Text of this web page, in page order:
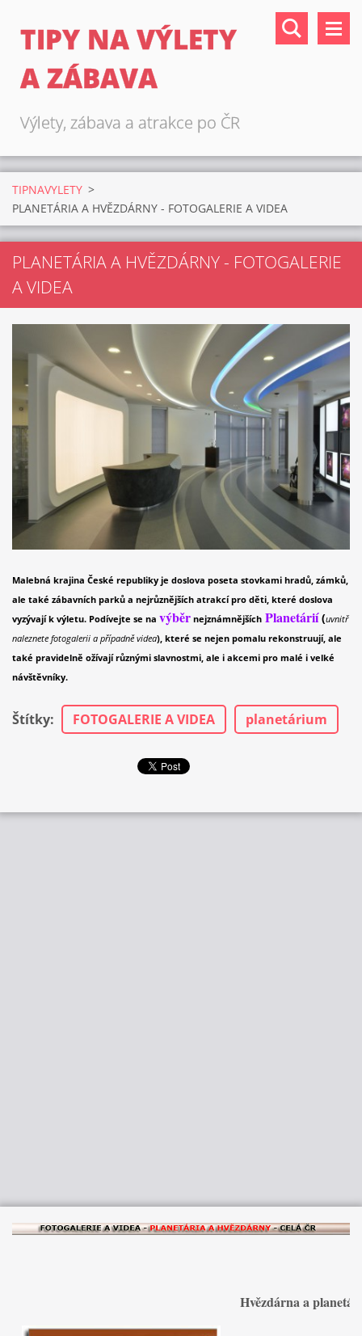
TIPY NA VÝLETY
A ZÁBAVA
Výlety, zábava a atrakce po ČR
TIPNAVYLETY >
PLANETÁRIA A HVĚZDÁRNY - FOTOGALERIE A VIDEA
PLANETÁRIA A HVĚZDÁRNY - FOTOGALERIE
A VIDEA
Malebná krajina České republiky je doslova poseta stovkami hradů, zámků,
ale také zábavních parků a nejrůznějších atrakcí pro děti, které doslova
vyzývají k výletu. Podívejte se na výběr nejznámnějších Planetárií (uvnitř
naleznete fotogalerii a případně videa) , které se nejen pomalu rekonstruují, ale
také pravidelně ožívají různými slavnostmi, ale i akcemi pro malé i velké
návštěvníky.
Štítky: FOTOGALERIE A VIDEA planetárium
Hvězdárna a